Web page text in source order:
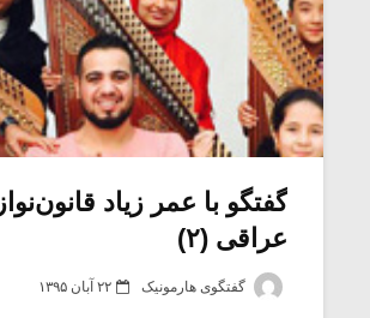
گفتگو با عمر زیاد قانون‌نواز
عراقی (۲)
گفتگوی هارمونیک ۲۲ آبان ۱۳۹۵